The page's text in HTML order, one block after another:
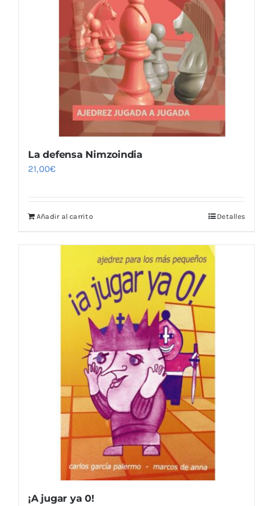
La defensa Nimzoindia
21,00€
Añadir al carrito Detalles
¡A jugar ya 0!